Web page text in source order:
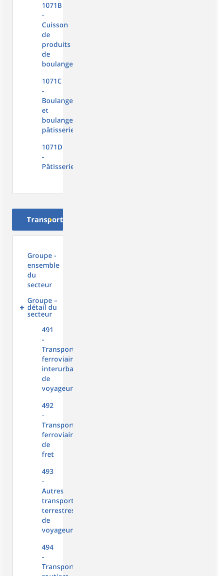
1071B
-
Cuisson
de
produits
de
boulangerie
1071C
-
Boulangerie
et
boulangerie-
pâtisserie
1071D
-
Pâtisserie
Transport
Groupe -
ensemble
du
secteur
Groupe –
détail du
secteur
491
-
Transport
ferroviaire
interurbain
de
voyageurs
492
-
Transports
ferroviaires
de
fret
493
-
Autres
transports
terrestres
de
voyageurs
494
-
Transports